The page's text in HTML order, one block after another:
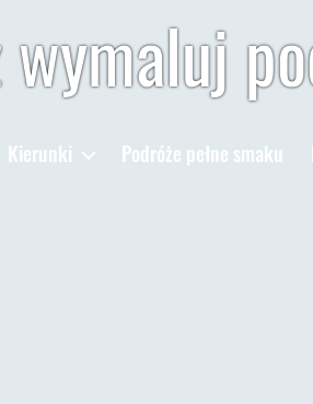
Kierunki Podróże pełne smaku